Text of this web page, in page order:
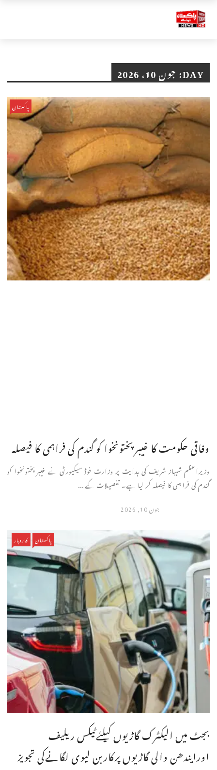
DAY: جون 10، 2026
پاکستان
وفاقی حکومت کا خیبرپختونخوا کو گندم کی فراہمی کا فیصلہ
وزیراعظم شہباز شریف کی ہدایت پر وزارت فوڈ سیکیورٹی نے خیبرپختونخوا کو
گندم کی فراہمی کا فیصلہ کر لیا ہے۔ تفصیلات کے ...
جون 10, 2026
پاکستان کاروبار
بجٹ میں الیکٹرک گاڑیوں کیلئےٹیکس ریلیف
اورایندھن والی گاڑیوں پرکاربن لیوی لگانےکی تجویز